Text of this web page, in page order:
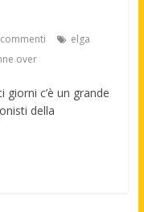
elga
over
c’è un grande
della